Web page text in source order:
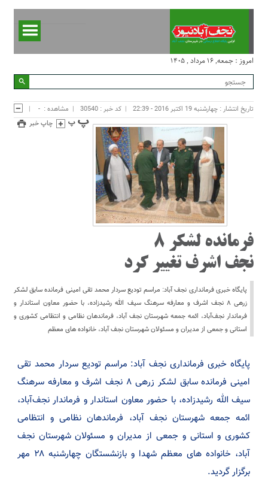
امروز : جمعه, ۱۶ مرداد , ۱۴۰۵
تاریخ انتشار : چهارشنبه 19 اکتبر 2016 - 22:39 کد خبر : 30540 مشاهده : -
چاپ خبر
فرمانده لشکر ۸
نجف اشرف تغییر کرد
پایگاه خبری فرمانداری نجف آباد: مراسم تودیع سردار محمد تقی امینی فرمانده سابق لشکر
زرهی ۸ نجف اشرف و معارفه سرهنگ سیف الله رشیدزاده، با حضور معاون استاندار و
فرماندار نجف‌آباد، ائمه جمعه شهرستان نجف آباد، فرماندهان نظامی و انتظامی کشوری و
استانی و جمعی از مدیران و مسئولان شهرستان نجف آباد، خانواده های معظم
پایگاه خبری فرمانداری نجف آباد: مراسم تودیع سردار محمد تقی
امینی فرمانده سابق لشکر زرهی ۸ نجف اشرف و معارفه سرهنگ
سیف الله رشیدزاده، با حضور معاون استاندار و فرماندار نجف‌آباد،
ائمه جمعه شهرستان نجف آباد، فرماندهان نظامی و انتظامی
کشوری و استانی و جمعی از مدیران و مسئولان شهرستان نجف
آباد، خانواده های معظم شهدا و بازنشستگان چهارشنبه ۲۸ مهر
برگزار گردید.